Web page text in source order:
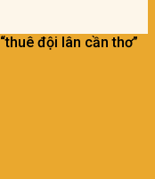
đội lân cần thơ”